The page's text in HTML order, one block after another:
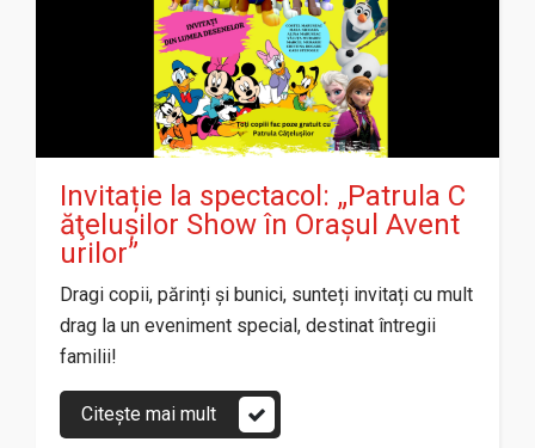
Invitație la spectacol: „Patrula C
ăţeluşilor Show în Orașul Avent
urilor”
Dragi copii, părinți și bunici, sunteți invitați cu mult
drag la un eveniment special, destinat întregii
familii!
Citește mai mult